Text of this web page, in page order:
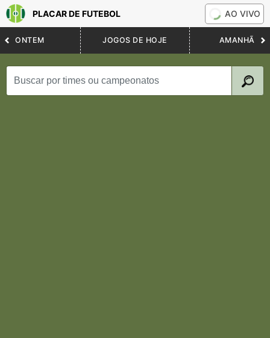
PLACAR DE FUTEBOL AO VIVO
ONTEM JOGOS DE HOJE AMANHÃ